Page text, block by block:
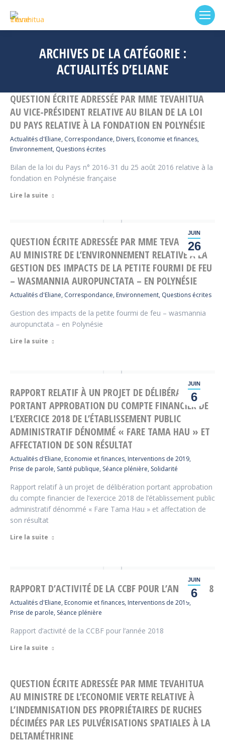
ARCHIVES DE LA CATÉGORIE :
ACTUALITÉS D’ELIANE
QUESTION ÉCRITE ADRESSÉE PAR MME TEVAHITUA
AU VICE-PRÉSIDENT RELATIVE AU BILAN DE LA LOI
DU PAYS RELATIVE À LA FONDATION EN POLYNÉSIE
Actualités d'Eliane, Correspondance, Divers, Economie et finances,
Environnement, Questions écrites
Bilan de la loi du Pays n° 2016-31 du 25 août 2016 relative à la
fondation en Polynésie française
Lire la suite
JUIN
26
QUESTION ÉCRITE ADRESSÉE PAR MME TEVAHITUA
AU MINISTRE DE L’ENVIRONNEMENT RELATIVE À LA
GESTION DES IMPACTS DE LA PETITE FOURMI DE FEU
– WASMANNIA AUROPUNCTATA – EN POLYNÉSIE
Actualités d'Eliane, Correspondance, Environnement, Questions écrites
Gestion des impacts de la petite fourmi de feu – wasmannia
auropunctata – en Polynésie
Lire la suite
JUIN
6
RAPPORT RELATIF À UN PROJET DE DÉLIBÉRATION
PORTANT APPROBATION DU COMPTE FINANCIER DE
L’EXERCICE 2018 DE L’ÉTABLISSEMENT PUBLIC
ADMINISTRATIF DÉNOMMÉ « FARE TAMA HAU » ET
AFFECTATION DE SON RÉSULTAT
Actualités d'Eliane, Economie et finances, Interventions de 2019,
Prise de parole, Santé publique, Séance plénière, Solidarité
Rapport relatif à un projet de délibération portant approbation
du compte financier de l’exercice 2018 de l’établissement public
administratif dénommé « Fare Tama Hau » et affectation de
son résultat
Lire la suite
JUIN
6
RAPPORT D’ACTIVITÉ DE LA CCBF POUR L’ANNÉE 2018
Actualités d'Eliane, Economie et finances, Interventions de 2019,
Prise de parole, Séance plénière
Rapport d’activité de la CCBF pour l’année 2018
Lire la suite
QUESTION ÉCRITE ADRESSÉE PAR MME TEVAHITUA
AU MINISTRE DE L’ECONOMIE VERTE RELATIVE À
L’INDEMNISATION DES PROPRIÉTAIRES DE RUCHES
DÉCIMÉES PAR LES PULVÉRISATIONS SPATIALES À LA
DELTAMÉTHRINE